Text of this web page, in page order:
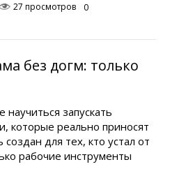
27 просмотров 0
без догм: только
запускать
которые реально приносят
создан для тех, кто устал от
рабочие инструменты